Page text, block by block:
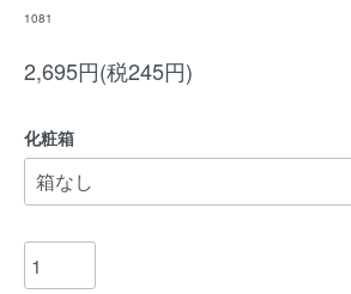
1081
2,695円(税245円)
化粧箱